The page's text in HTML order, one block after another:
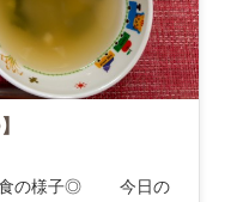
食の様子◎ 今日の